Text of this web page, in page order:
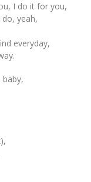
I do it for you,
yeah,
everyday,
baby,